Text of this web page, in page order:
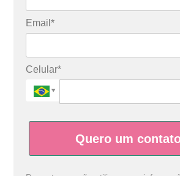
Email*
Celular*
Quero um